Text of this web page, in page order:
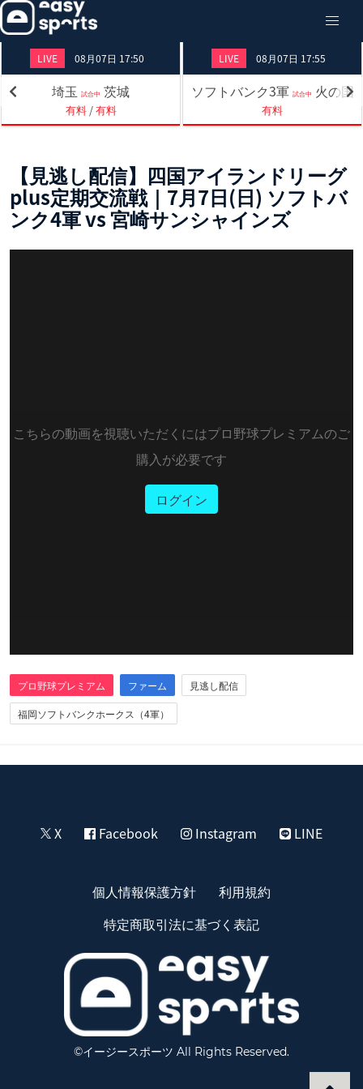
LIVE 08月07日 17:50
埼玉 試合中 茨城
有料/有料
LIVE 08月07日 17:55
ソフトバンク3軍 試合中 火の国
有料
【見逃し配信】四国アイランドリーグ
plus定期交流戦｜7月7日(日) ソフトバ
ンク4軍 vs 宮崎サンシャインズ
こちらの動画を視聴いただくにはプロ野球プレミアムのご
購入が必要です
ログイン
プロ野球プレミアム ファーム
見逃し配信
福岡ソフトバンクホークス（4軍）
X Facebook Instagram LINE
個人情報保護方針
利用規約
特定商取引法に基づく表記
©イージースポーツ All Rights Reserved.